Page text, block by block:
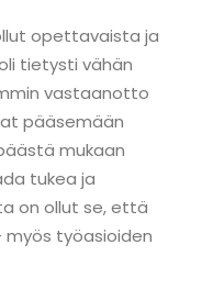
opettavaista ja
tietysti vähän
vastaanotto
pääsemään
mukaan
tukea ja
on ollut se, että
myös työasioiden